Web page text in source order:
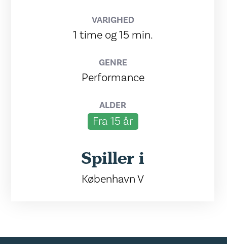
VARIGHED
1 time og 15 min.
GENRE
Performance
ALDER
Fra 15 år
Spiller i
København V